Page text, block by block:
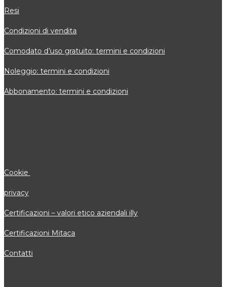
Resi
Condizioni di vendita
Comodato d’uso gratuito: termini e condizioni
Noleggio: termini e condizioni
Abbonamento: termini e condizioni
Cookie
privacy
Certificazioni – valori etico aziendali illy
Certificazioni Mitaca
Contatti